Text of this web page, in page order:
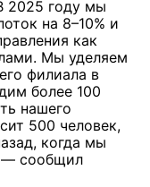
2025 году мы
на 8–10% и
как
Мы уделяем
филиала в
более 100
нашего
500 человек,
когда мы
— сообщил